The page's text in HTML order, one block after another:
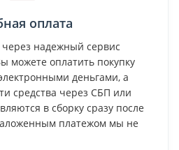
оплата
надежный сервис
можете оплатить покупку
деньгами, а
средства через СБП или
в сборку сразу после
платежом мы не